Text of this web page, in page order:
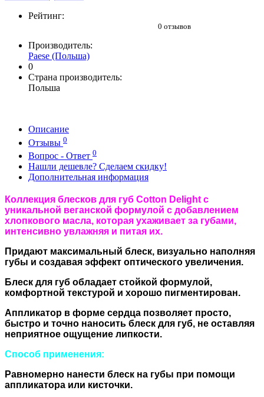
Рейтинг:
0 отзывов
Производитель:
Paese (Польша)
0
Страна производитель:
Польша
Описание
Отзывы 0
Вопрос - Ответ 0
Нашли дешевле? Сделаем скидку!
Дополнительная информация
Коллекция блесков для губ Сotton Delight с
уникальной веганской формулой c добавлением
хлопкового масла, которая ухаживает за губами,
интенсивно увлажняя и питая их.
Придают максимальный блеск, визуально наполняя
губы и создавая эффект оптического увеличения.
Блеск для губ обладает стойкой формулой,
комфортной текстурой и хорошо пигментирован.
Аппликатор в форме сердца позволяет просто,
быстро и точно наносить блеск для губ, не оставляя
неприятное ощущение липкости.
Способ применения:
Равномерно нанести блеск на губы при помощи
аппликатора или кисточки.